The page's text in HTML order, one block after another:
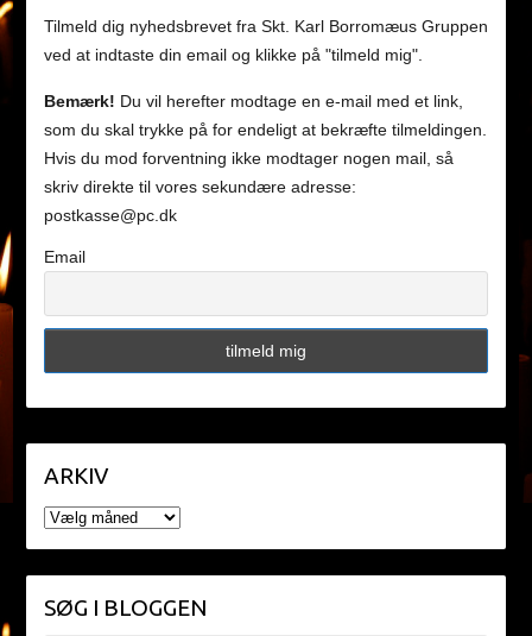
Tilmeld dig nyhedsbrevet fra Skt. Karl Borromæus Gruppen
ved at indtaste din email og klikke på "tilmeld mig".
Bemærk! Du vil herefter modtage en e-mail med et link,
som du skal trykke på for endeligt at bekræfte tilmeldingen.
Hvis du mod forventning ikke modtager nogen mail, så
skriv direkte til vores sekundære adresse:
postkasse@pc.dk
Email
ARKIV
ARKIV
SØG I BLOGGEN